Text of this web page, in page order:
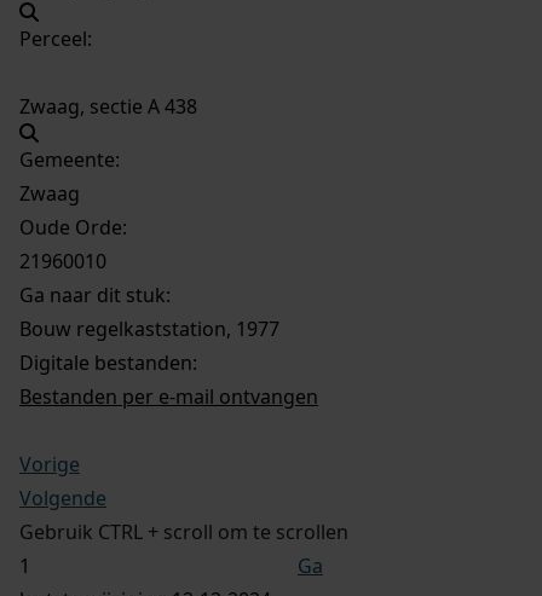
Perceel:
Zwaag, sectie A 438
Gemeente:
Zwaag
Oude Orde:
21960010
Ga naar dit stuk:
Bouw regelkaststation, 1977
Digitale bestanden:
Bestanden per e-mail ontvangen
Vorige
Volgende
Gebruik CTRL + scroll om te scrollen
Ga